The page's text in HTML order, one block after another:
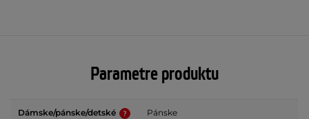
Parametre produktu
Dámske/pánske/detské Pánske